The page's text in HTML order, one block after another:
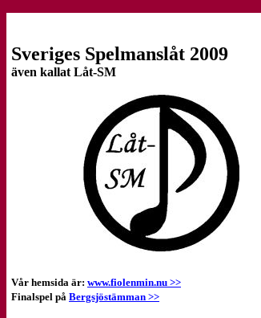
Sveriges Spelmanslåt 2009
även kallat Låt-SM
Vår hemsida är: www.fiolenmin.nu >>
Finalspel på Bergsjöstämman >>